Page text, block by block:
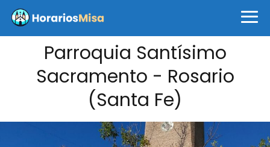
Parroquia Santísimo
Sacramento - Rosario
(Santa Fe)